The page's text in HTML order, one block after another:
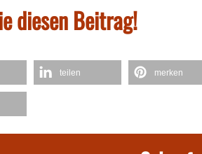
diesen Beitrag!
teilen merken